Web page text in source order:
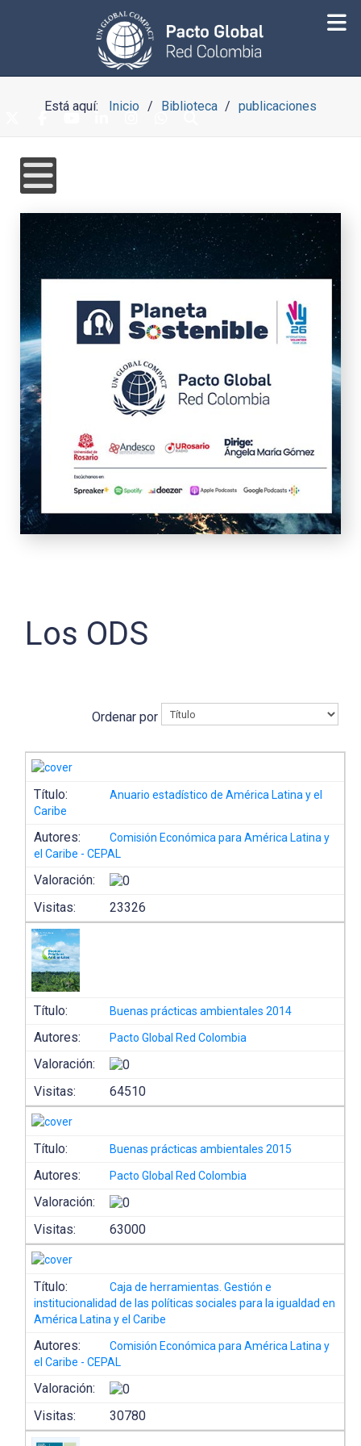
Está aquí: Inicio Biblioteca publicaciones
Los ODS
Ordenar por
Título:
Anuario estadístico de América Latina y el
Caribe
Autores:
Comisión Económica para América Latina y
el Caribe - CEPAL
Valoración:
Visitas:
23326
Título: Buenas prácticas ambientales 2014
Autores: Pacto Global Red Colombia
Valoración:
Visitas:
64510
Título: Buenas prácticas ambientales 2015
Autores: Pacto Global Red Colombia
Valoración:
Visitas:
63000
Título:
Caja de herramientas. Gestión e
institucionalidad de las políticas sociales para la igualdad en
América Latina y el Caribe
Autores:
Comisión Económica para América Latina y
el Caribe - CEPAL
Valoración:
Visitas:
30780